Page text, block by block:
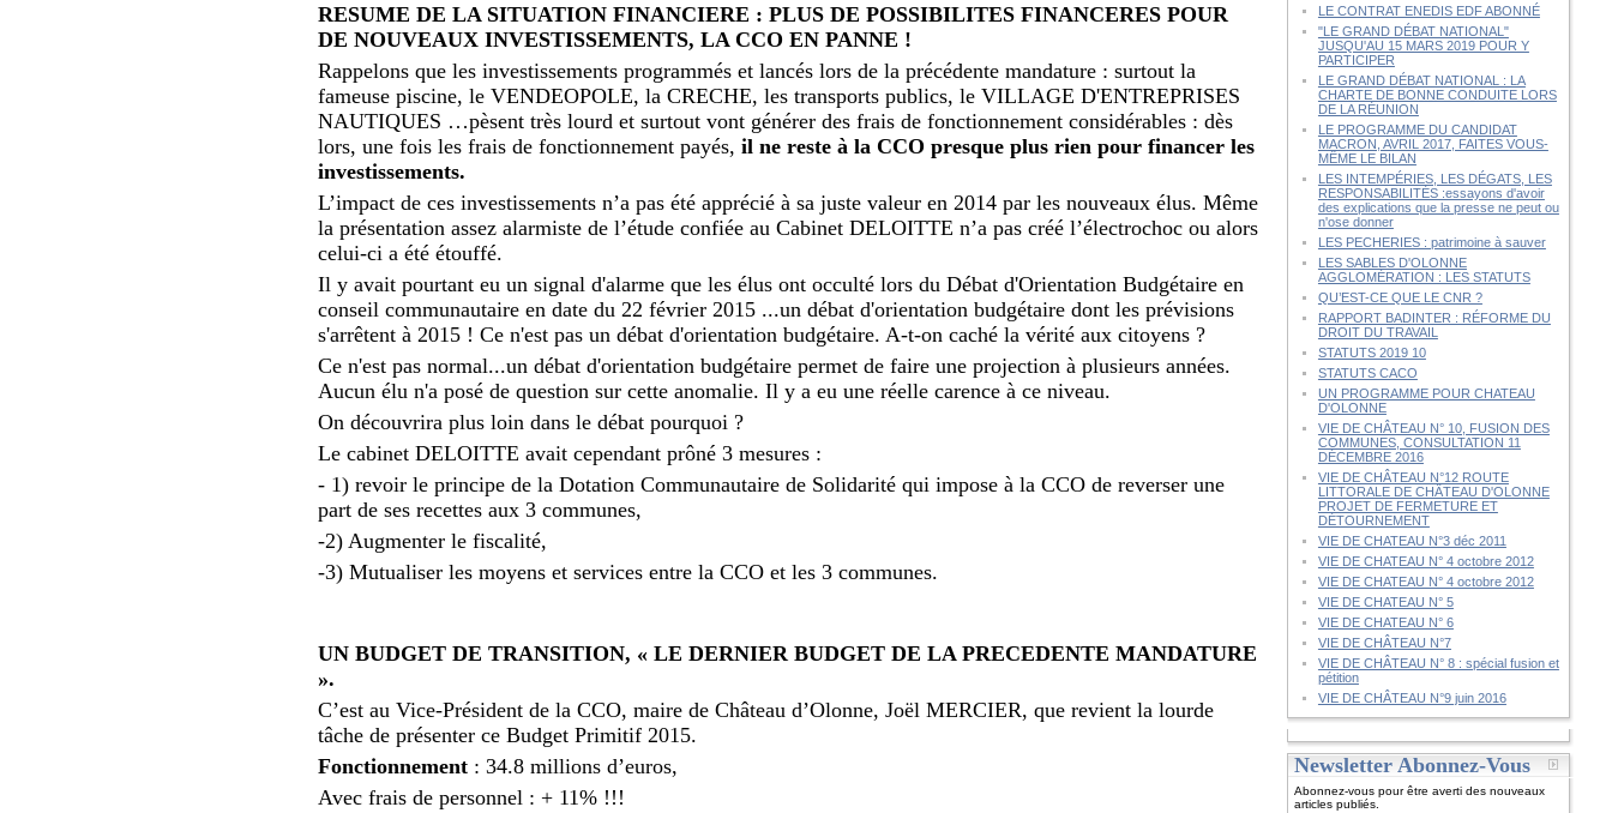
RESUME DE LA SITUATION FINANCIERE : PLUS DE POSSIBILITES FINANCERES POUR
DE NOUVEAUX INVESTISSEMENTS, LA CCO EN PANNE !
Rappelons que les investissements programmés et lancés lors de la précédente mandature : surtout la
fameuse piscine, le VENDEOPOLE, la CRECHE, les transports publics, le VILLAGE D'ENTREPRISES
NAUTIQUES …pèsent très lourd et surtout vont générer des frais de fonctionnement considérables : dès
lors, une fois les frais de fonctionnement payés,il ne reste à la CCO presque plus rien pour financer les
investissements.
L’impact de ces investissements n’a pas été apprécié à sa juste valeur en 2014 par les nouveaux élus. Même
la présentation assez alarmiste de l’étude confiée au Cabinet DELOITTE n’a pas créé l’électrochoc ou alors
celui-ci a été étouffé.
Il y avait pourtant eu un signal d'alarme que les élus ont occulté lors du Débat d'Orientation Budgétaire en
conseil communautaire en date du 22 février 2015 ...un débat d'orientation budgétaire dont les prévisions
s'arrêtent à 2015 ! Ce n'est pas un débat d'orientation budgétaire. A-t-on caché la vérité aux citoyens ?
Ce n'est pas normal...un débat d'orientation budgétaire permet de faire une projection à plusieurs années.
Aucun élu n'a posé de question sur cette anomalie. Il y a eu une réelle carence à ce niveau.
On découvrira plus loin dans le débat pourquoi ?
Le cabinet DELOITTE avait cependant prôné 3 mesures :
- 1) revoir le principe de la Dotation Communautaire de Solidarité qui impose à la CCO de reverser une
part de ses recettes aux 3 communes,
-2) Augmenter le fiscalité,
-3) Mutualiser les moyens et services entre la CCO et les 3 communes.
UN BUDGET DE TRANSITION, « LE DERNIER BUDGET DE LA PRECEDENTE MANDATURE
».
C’est au Vice-Président de la CCO, maire de Château d’Olonne, Joël MERCIER, que revient la lourde
tâche de présenter ce Budget Primitif 2015.
Fonctionnement : 34.8 millions d’euros,
Avec frais de personnel : + 11% !!!
LE CONTRAT ENEDIS EDF ABONNÉ
"LE GRAND DÉBAT NATIONAL"
JUSQU'AU 15 MARS 2019 POUR Y
PARTICIPER
LE GRAND DÉBAT NATIONAL : LA
CHARTE DE BONNE CONDUITE LORS
DE LA RÉUNION
LE PROGRAMME DU CANDIDAT
MACRON, AVRIL 2017, FAITES VOUS-
MÊME LE BILAN
LES INTEMPÉRIES, LES DÉGATS, LES
RESPONSABILITÉS :essayons d'avoir
des explications que la presse ne peut ou
n'ose donner
LES PECHERIES : patrimoine à sauver
LES SABLES D'OLONNE
AGGLOMÉRATION : LES STATUTS
QU’EST-CE QUE LE CNR ?
RAPPORT BADINTER : RÉFORME DU
DROIT DU TRAVAIL
STATUTS 2019 10
STATUTS CACO
UN PROGRAMME POUR CHATEAU
D'OLONNE
VIE DE CHÂTEAU N° 10, FUSION DES
COMMUNES, CONSULTATION 11
DÉCEMBRE 2016
VIE DE CHÂTEAU N°12 ROUTE
LITTORALE DE CHÂTEAU D'OLONNE
PROJET DE FERMETURE ET
DÉTOURNEMENT
VIE DE CHATEAU N°3 déc 2011
VIE DE CHATEAU N° 4 octobre 2012
VIE DE CHATEAU N° 4 octobre 2012
VIE DE CHATEAU N° 5
VIE DE CHATEAU N° 6
VIE DE CHÂTEAU N°7
VIE DE CHÂTEAU N° 8 : spécial fusion et
pétition
VIE DE CHÂTEAU N°9 juin 2016
Newsletter Abonnez-Vous
Abonnez-vous pour être averti des nouveaux
articles publiés.